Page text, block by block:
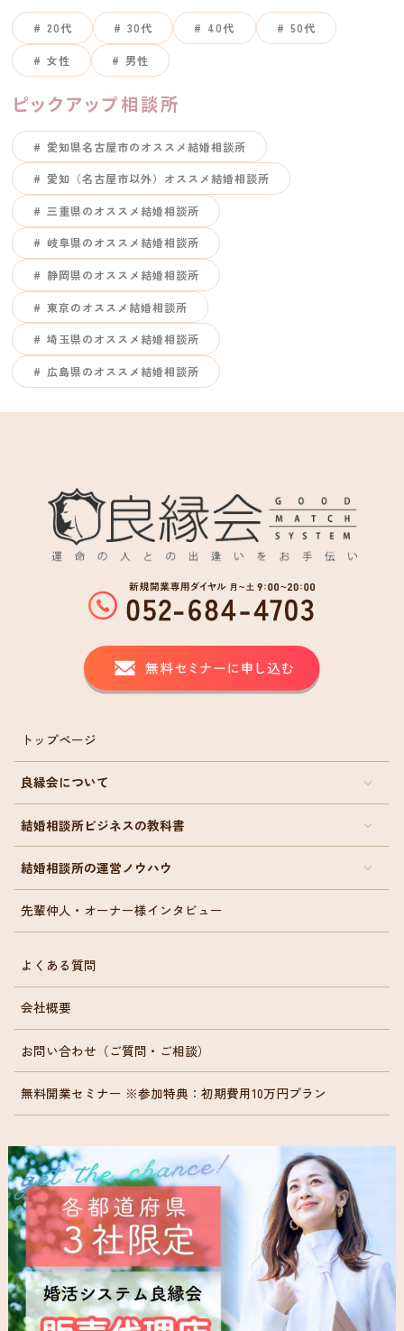
20代 30代 40代 50代
女性 男性
ピックアップ相談所
愛知県名古屋市のオススメ結婚相談所
愛知（名古屋市以外）オススメ結婚相談所
三重県のオススメ結婚相談所
岐阜県のオススメ結婚相談所
静岡県のオススメ結婚相談所
東京のオススメ結婚相談所
埼玉県のオススメ結婚相談所
広島県のオススメ結婚相談所
トップページ
良縁会について
結婚相談所ビジネスの教科書
結婚相談所の運営ノウハウ
先輩仲人・オーナー様インタビュー
よくある質問
会社概要
お問い合わせ（ご質問・ご相談）
無料開業セミナー ※参加特典：初期費用10万円プラン